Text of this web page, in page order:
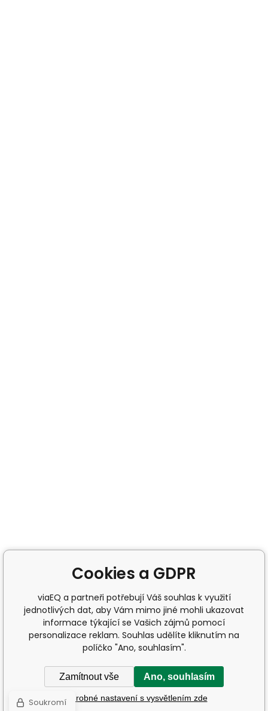
Cookies a GDPR
viaEQ a partneři potřebují Váš souhlas k využití
jednotlivých dat, aby Vám mimo jiné mohli ukazovat
informace týkající se Vašich zájmů pomocí
personalizace reklam. Souhlas udělíte kliknutím na
políčko "Ano, souhlasím".
Zamítnout vše Ano, souhlasím
Podrobné nastavení s vysvětlením zde
Soukromí